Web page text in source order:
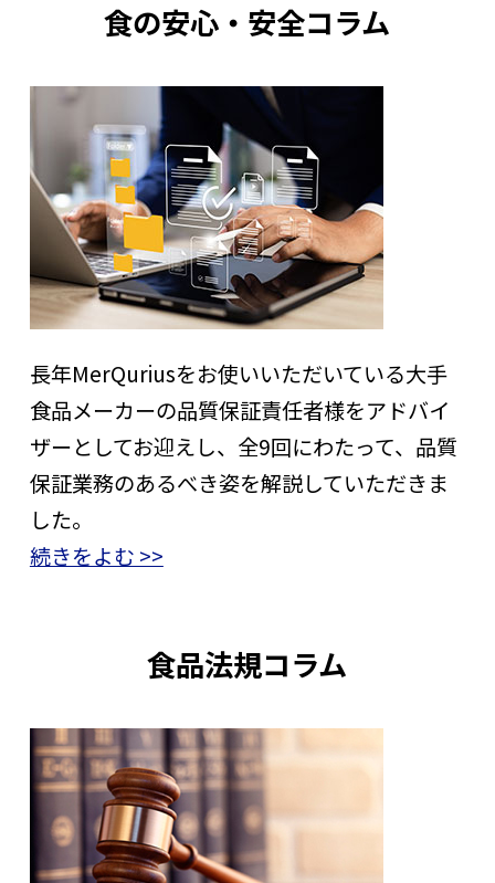
食の安心・安全コラム
長年MerQuriusをお使いいただいている大手
食品メーカーの品質保証責任者様をアドバイ
ザーとしてお迎えし、全9回にわたって、品質
保証業務のあるべき姿を解説していただきま
した。
続きをよむ >>
食品法規コラム